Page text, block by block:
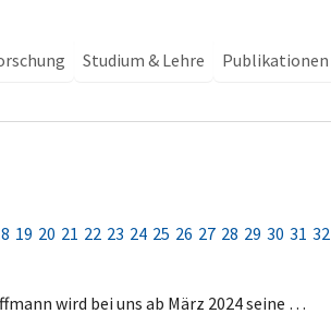
Studium & Lehre Publikationen
19 20 21 22 23 24 25 26 27 28 29 30 31 32
wird bei uns ab März 2024 seine …